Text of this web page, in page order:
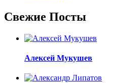
Свежие Посты
Алексей Мукушев